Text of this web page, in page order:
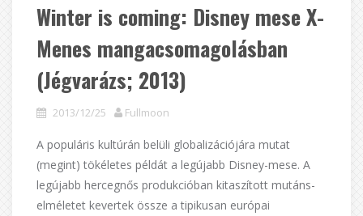
Winter is coming: Disney mese X-
Menes mangacsomagolásban
(Jégvarázs; 2013)
2013/12/25 Fullmoon
A populáris kultúrán belüli globalizációjára mutat
(megint) tökéletes példát a legújabb Disney-mese. A
legújabb hercegnős produkcióban kitaszított mutáns-
elméletet kevertek össze a tipikusan európai